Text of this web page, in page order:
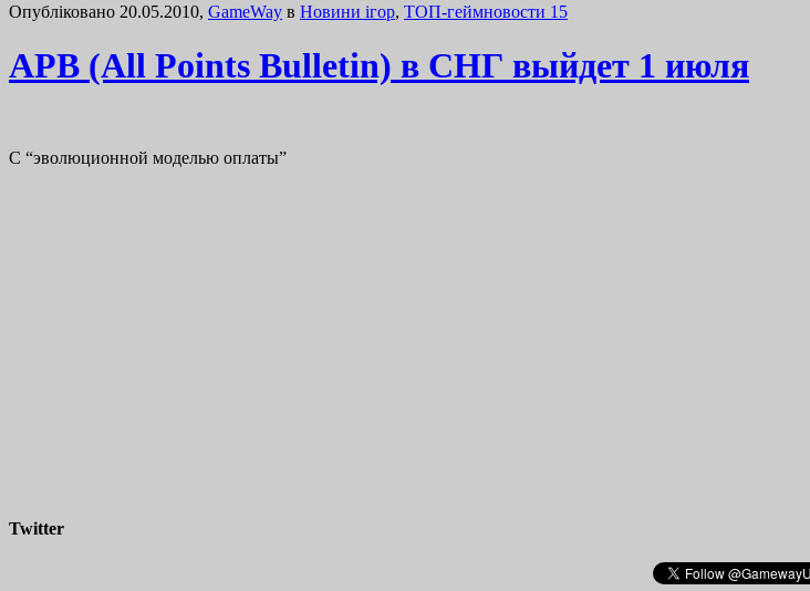
Опубліковано 20.05.2010, GameWay в Новини ігор, ТОП-геймновости 15
APB (All Points Bulletin) в СНГ выйдет 1 июля
С “эволюционной моделью оплаты”
Twitter